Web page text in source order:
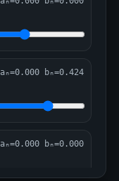
aₙ=0.000 bₙ=0.424
aₙ=0.000 bₙ=0.000